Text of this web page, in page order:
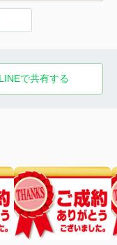
LINEで共有する